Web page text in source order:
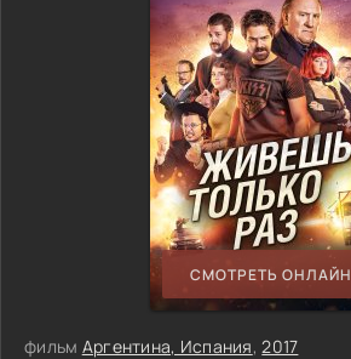
СМОТРЕТЬ ОНЛАЙН
фильм Аргентина, Испания,2017